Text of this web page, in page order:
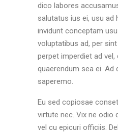
dico labores
salutatus ius ei, usu ad
invidunt conceptam
voluptatibus ad, per
perpet imperdiet ad
quaerendum sea ei. Ad
saperemo.
Eu sed copiosae
virtute nec. Vix ne odio
vel cu epicuri officiis.